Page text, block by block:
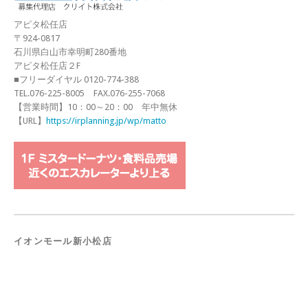
アピタ松任店
〒924-0817
石川県白山市幸明町280番地
アピタ松任店２F
■フリーダイヤル 0120-774-388
TEL.076-225-8005 FAX.076-255-7068
【営業時間】10：00～20：00 年中無休
【URL】
https://irplanning.jp/wp/matto
イオンモール新小松店